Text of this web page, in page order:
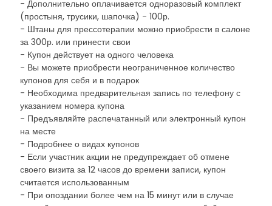
- Дополнительно оплачивается одноразовый комплект
(простыня, трусики, шапочка) - 100р.
- Штаны для прессотерапии можно приобрести в салоне
за 300р. или принести свои
- Купон действует на одного человека
- Вы можете приобрести неограниченное количество
купонов для себя и в подарок
- Необходима предварительная запись по телефону с
указанием номера купона
- Предъявляйте распечатанный или электронный купон
на месте
- Подробнее о видах купонов
- Если участник акции не предупреждает об отмене
своего визита за 12 часов до времени записи, купон
считается использованным
- При опоздании более чем на 15 минут или в случае